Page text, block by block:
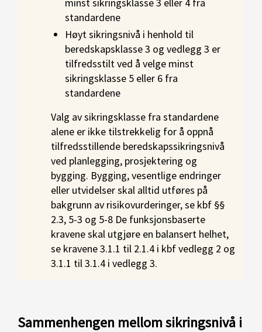
standardene
Høyt sikringsnivå i henhold til
beredskapsklasse 3 og vedlegg 3 er
tilfredsstilt ved å velge minst
sikringsklasse 5 eller 6 fra
standardene
Valg av sikringsklasse fra standardene
alene er ikke tilstrekkelig for å oppnå
tilfredsstillende beredskapssikringsnivå
ved planlegging, prosjektering og
bygging. Bygging, vesentlige endringer
eller utvidelser skal alltid utføres på
bakgrunn av risikovurderinger, se kbf §§
2.3, 5-3 og 5-8 De funksjonsbaserte
kravene skal utgjøre en balansert helhet,
se kravene 3.1.1 til 2.1.4 i kbf vedlegg 2 og
3.1.1 til 3.1.4 i vedlegg 3.
Sammenhengen mellom sikringsnivå i